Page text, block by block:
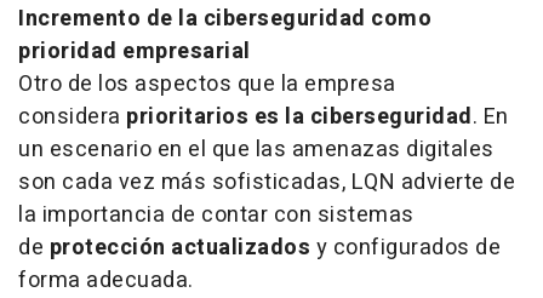
Incremento de la ciberseguridad como
prioridad empresarial
Otro de los aspectos que la empresa
considera prioritarios es la ciberseguridad. En
un escenario en el que las amenazas digitales
son cada vez más sofisticadas, LQN advierte de
la importancia de contar con sistemas
de protección actualizados y configurados de
forma adecuada.